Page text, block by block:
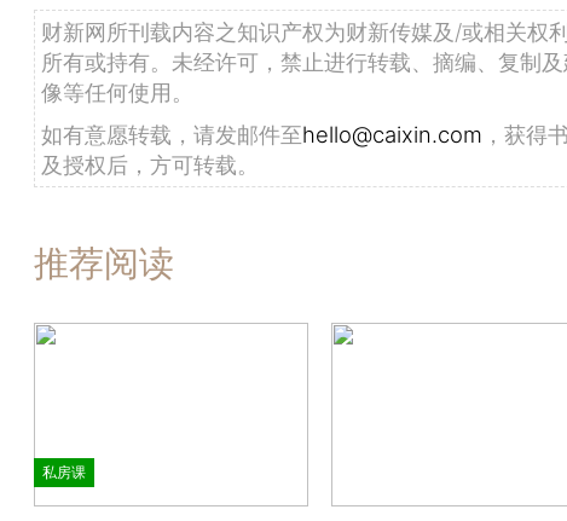
财新网所刊载内容之知识产权为财新传媒及/或相关权
所有或持有。未经许可，禁止进行转载、摘编、复制
像等任何使用。
如有意愿转载，请发邮件至hello@caixin.com ，获得
及授权后，方可转载。
推荐阅读
私房课